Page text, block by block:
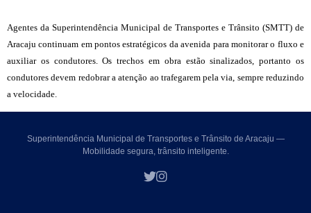
Agentes da Superintendência Municipal de Transportes e Trânsito (SMTT) de
Aracaju continuam em pontos estratégicos da avenida para monitorar o fluxo e
auxiliar os condutores. Os trechos em obra estão sinalizados, portanto os
condutores devem redobrar a atenção ao trafegarem pela via, sempre reduzindo
a velocidade.
Superintendência Municipal de Transportes e Trânsito de Aracaju —
Mobilidade segura, trânsito inteligente.